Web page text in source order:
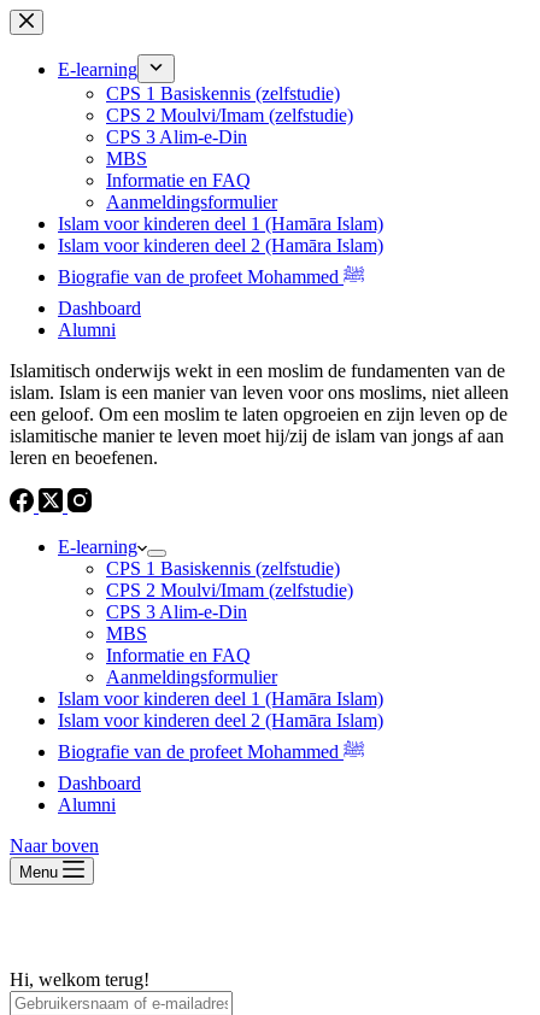
Ga
naar
inhoud
Ga
naar
inhoud
E-learning
CPS 1 Basiskennis (zelfstudie)
CPS 2 Moulvi/Imam (zelfstudie)
CPS 3 Alim-e-Din
MBS
Informatie en FAQ
Aanmeldingsformulier
Islam voor kinderen deel 1 (Hamāra Islam)
Islam voor kinderen deel 2 (Hamāra Islam)
Biografie van de profeet Mohammed ﷺ
Dashboard
Alumni
Islamitisch onderwijs wekt in een moslim de fundamenten van de
islam. Islam is een manier van leven voor ons moslims, niet alleen
een geloof. Om een ​​moslim te laten opgroeien en zijn leven op de
islamitische manier te leven moet hij/zij de islam van jongs af aan
leren en beoefenen.
E-learning
CPS 1 Basiskennis (zelfstudie)
CPS 2 Moulvi/Imam (zelfstudie)
CPS 3 Alim-e-Din
MBS
Informatie en FAQ
Aanmeldingsformulier
Islam voor kinderen deel 1 (Hamāra Islam)
Islam voor kinderen deel 2 (Hamāra Islam)
Biografie van de profeet Mohammed ﷺ
Dashboard
Alumni
Naar boven
Menu
Hi, welkom terug!